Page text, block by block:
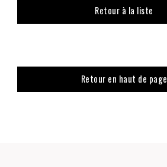
Retour à la liste
Retour en haut de page